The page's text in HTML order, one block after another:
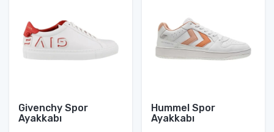
Givenchy Spor
Ayakkabı
Hummel Spor
Ayakkabı